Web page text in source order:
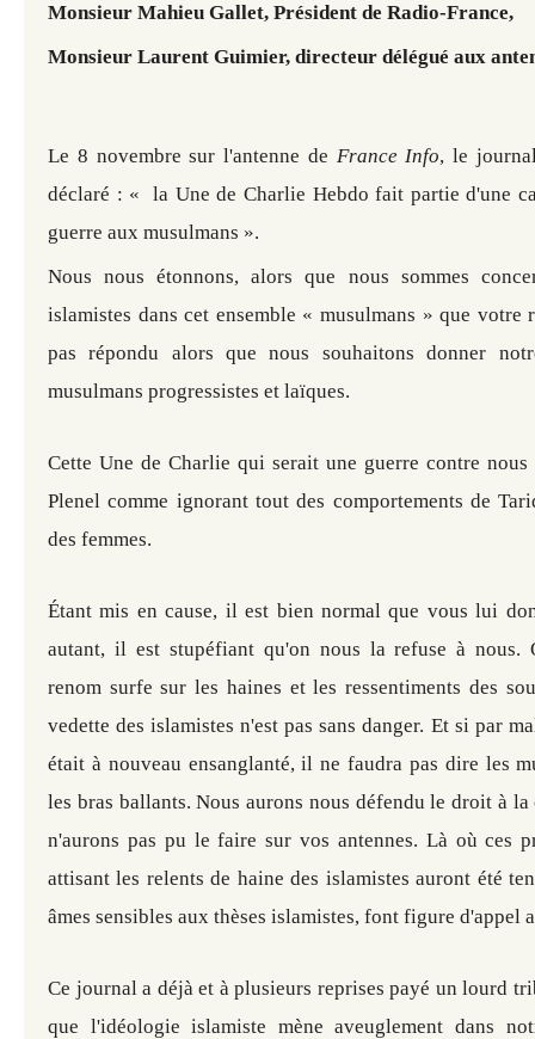
Monsieur Mahieu Gallet, Président de Radio-France,
Monsieur Laurent Guimier, directeur délégué aux
Le 8 novembre sur l'antenne de France Info, le
déclaré : « la Une de Charlie Hebdo fait partie d'une
guerre aux musulmans ».
Nous nous étonnons, alors que nous sommes
islamistes dans cet ensemble « musulmans » que votre
pas répondu alors que nous souhaitons donner
musulmans progressistes et laïques.
Cette Une de Charlie qui serait une guerre contre
Plenel comme ignorant tout des comportements de
des femmes.
Étant mis en cause, il est bien normal que vous lui
autant, il est stupéfiant qu'on nous la refuse à nous.
renom surfe sur les haines et les ressentiments des
vedette des islamistes n'est pas sans danger. Et si par
était à nouveau ensanglanté, il ne faudra pas dire les
les bras ballants. Nous aurons nous défendu le droit à
n'aurons pas pu le faire sur vos antennes. Là où ces
attisant les relents de haine des islamistes auront été
âmes sensibles aux thèses islamistes, font figure d'appel
Ce journal a déjà et à plusieurs reprises payé un lourd
que l'idéologie islamiste mène aveuglement dans